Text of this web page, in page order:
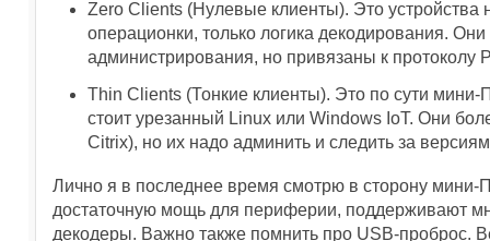
Zero Clients (Нулевые клиенты). Это устройства
операционки, только логика декодирования.
администрирования, но привязаны к протоколу
Thin Clients (Тонкие клиенты). Это по сути
стоит урезанный Linux или Windows IoT. Они
Citrix), но их надо админить и следить за
Лично я в последнее время смотрю в сторону
достаточную мощь для периферии, поддерживают
декодеры. Важно также помнить про USB-проброс.